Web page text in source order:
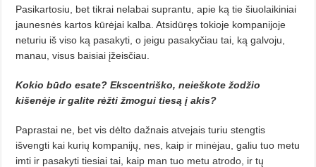
Pasikartosiu, bet tikrai nelabai suprantu, apie ką tie šiuolaikiniai
jaunesnės kartos kūrėjai kalba. Atsidūręs tokioje kompanijoje
neturiu iš viso ką pasakyti, o jeigu pasakyčiau tai, ką galvoju,
manau, visus baisiai įžeisčiau.
Kokio būdo esate? Ekscentriško, neieškote žodžio
kišenėje ir galite rėžti žmogui tiesą į akis?
Paprastai ne, bet vis dėlto dažnais atvejais turiu stengtis
išvengti kai kurių kompanijų, nes, kaip ir minėjau, galiu tuo metu
imti ir pasakyti tiesiai tai, kaip man tuo metu atrodo, ir tų